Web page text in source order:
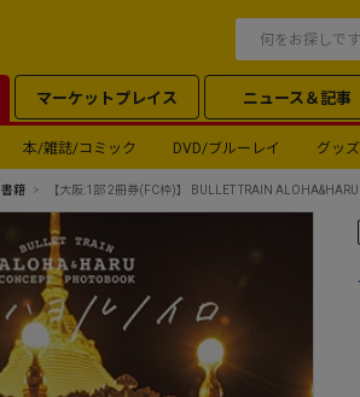
マーケットプレイス ニュース＆記事
本/雑誌/コミック DVD/ブルーレイ グッズ
書籍 【大阪:1部 2冊券(FC枠)】 BULLET TRAIN